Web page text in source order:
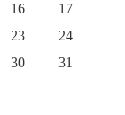
16
17
23
24
30 31